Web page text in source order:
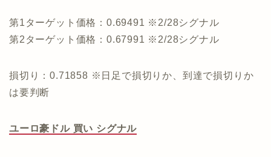
第1ターゲット価格：0.69491 ※2/28シグナル
第2ターゲット価格：0.67991 ※2/28シグナル
損切り：0.71858 ※日足で損切りか、到達で損切りか
は要判断
ユーロ豪ドル 買い シグナル